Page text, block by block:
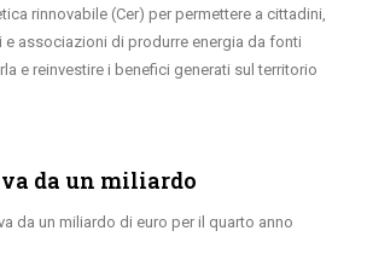
rinnovabile (Cer) per permettere a cittadini,
e associazioni di produrre energia da fonti
e reinvestire i benefici generati sul territorio
da un miliardo
da un miliardo di euro per il quarto anno